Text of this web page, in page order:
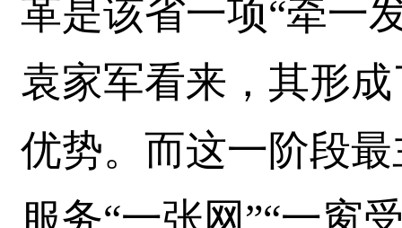
革是该省一项“牵一
袁家军看来，其形
优势。而这一阶段
服务“一张网”“一窗